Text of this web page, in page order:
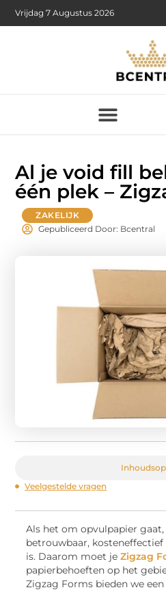
Vrijdag 7 Augustus 2026
Al je void fill
één plek –
ZAKELIJK
Gepubliceerd Door: Bcentral
Veelgestelde vragen
Als het om opvulpapier
betrouwbaar,
is. Daarom moet je Zigzag
papierbehoeften op het
Zigzag Forms bieden we een